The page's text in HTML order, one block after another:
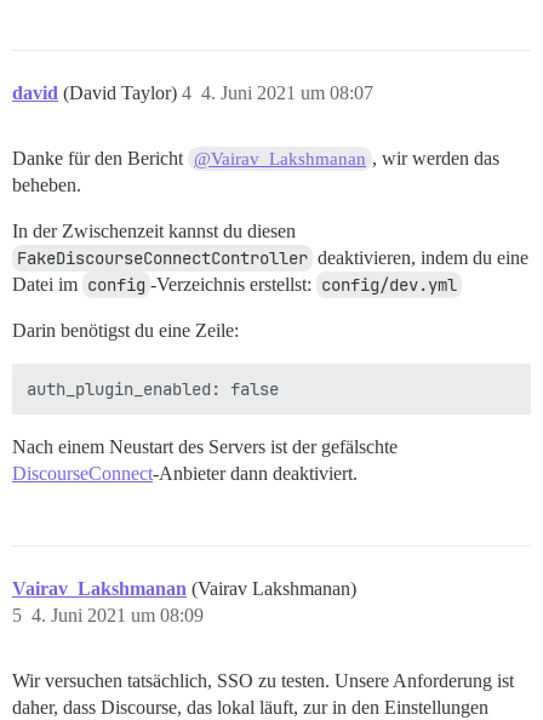
david (David Taylor) 4. Juni 2021 um 08:07
4
Danke für den Bericht @Vairav_Lakshmanan , wir werden das
beheben.
In der Zwischenzeit kannst du diesen
FakeDiscourseConnectController deaktivieren, indem du eine
Datei im config -Verzeichnis erstellst: config/dev.yml
Darin benötigst du eine Zeile:
Nach einem Neustart des Servers ist der gefälschte
DiscourseConnect-Anbieter dann deaktiviert.
Vairav_Lakshmanan (Vairav Lakshmanan)
4. Juni 2021 um 08:09
5
Wir versuchen tatsächlich, SSO zu testen. Unsere Anforderung ist
daher, dass Discourse, das lokal läuft, zur in den Einstellungen